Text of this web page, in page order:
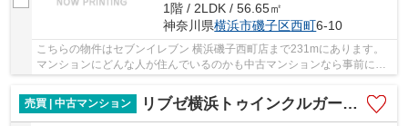
1階 / 2LDK / 56.65㎡
神奈川県横浜市磯子区西町6-10
こちらの物件はセブンイレブン 横浜磯子西町店まで231mにあります。
マンションにどんな人が住んでいるのかも中古マンションなら事前に知
売買 | 中古マンション
リブゼ横浜トゥインクルガーデン